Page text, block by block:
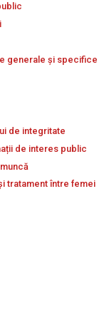
generale și specifice
de integritate
de interes public
tratament între femei